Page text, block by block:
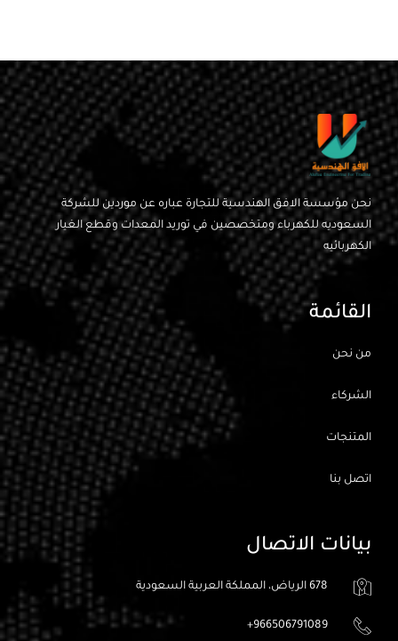
نحن مؤسسة الافق الهندسية للتجارة عباره عن موردين للشركة
السعوديه للكهرباء ومتخصصين في توريد المعدات وقطع الغيار
الكهربائيه
القائمة
من نحن
الشركاء
المتنجات
اتصل بنا
بيانات الاتصال
678 الرياض، المملكة العربية السعودية
966506791089+